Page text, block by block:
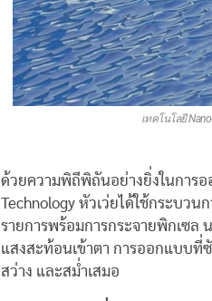
เทคโนโลยี
ด้วยความพิถีพิถันอย่างยิ่งในการ
Technology หัวเว่ยได้ใช้กระบว
รายการพร้อมการกระจายพิกเซล
แสงสะท้อนเข้าตา การออกแบบ
สว่าง และสม่ำเสมอ